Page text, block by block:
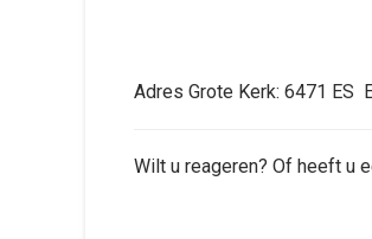
Adres Grote Kerk: 6471 ES
Wilt u reageren? Of heeft u